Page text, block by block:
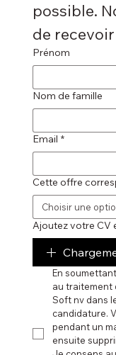
possible.
de
Prénom
Nom de famille
Email *
Cette offre
Ajoutez votre CV
En
au traitement
Soft nv dans
candidature.
pendant un